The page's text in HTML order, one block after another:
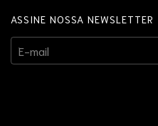
ASSINE NOSSA NEWSLETTER